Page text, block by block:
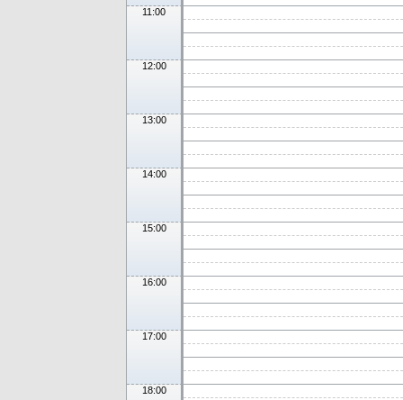
11:00
12:00
13:00
14:00
15:00
16:00
17:00
18:00